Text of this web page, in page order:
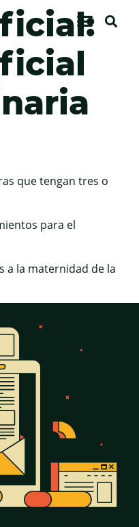
que tengan tres o
para el
a la maternidad de la